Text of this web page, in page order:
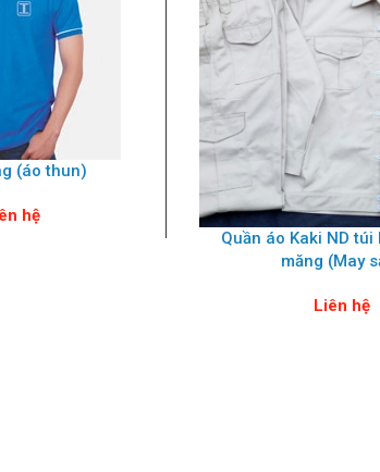
(áo thun)
hệ
Quần áo Kaki ND túi
măng (May
Liên hệ